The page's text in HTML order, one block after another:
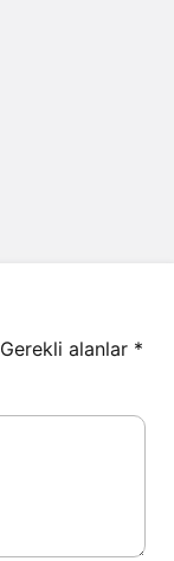
Gerekli alanlar *